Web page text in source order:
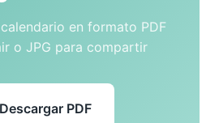
en formato PDF
o JPG para compartir
Descargar PDF